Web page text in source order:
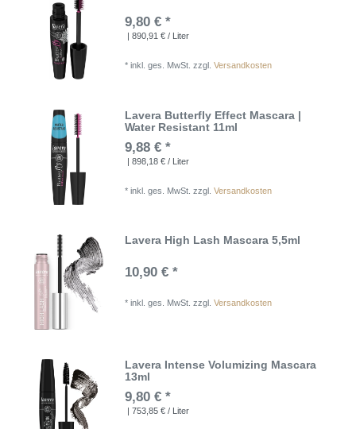
9,80 € *
| 890,91 € / Liter
*inkl. ges. MwSt. zzgl.Versandkosten
Lavera Butterfly Effect Mascara |
Water Resistant 11ml
9,88 € *
| 898,18 € / Liter
*inkl. ges. MwSt. zzgl.Versandkosten
Lavera High Lash Mascara 5,5ml
10,90 € *
*inkl. ges. MwSt. zzgl.Versandkosten
Lavera Intense Volumizing Mascara
13ml
9,80 € *
| 753,85 € / Liter